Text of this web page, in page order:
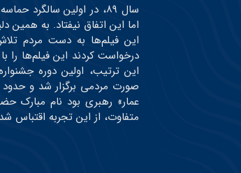
سال ۸۹، در اولین
اما این اتفاق نیفتاد. به همین
این فیلم‌ها به دست مردم
درخواست کردند این فیلم‌ها
عمار» رهبری بود نام مبارک
متفاوت، از این تجربه اقتباس